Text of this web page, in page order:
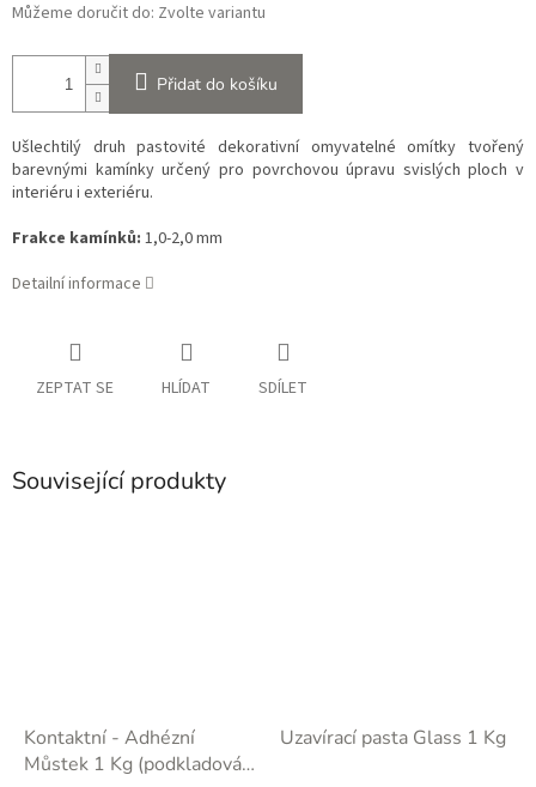
Můžeme doručit do: Zvolte variantu
Přidat do košíku
Ušlechtilý druh pastovité dekorativní omyvatelné omítky tvořený
barevnými kamínky určený pro povrchovou úpravu svislých ploch v
interiéru i exteriéru.
Frakce kamínků: 1,0-2,0 mm
Detailní informace
ZEPTAT SE HLÍDAT SDÍLET
Související produkty
Kontaktní - Adhézní
Můstek 1 Kg (podkladová
Uzavírací pasta Glass 1 Kg